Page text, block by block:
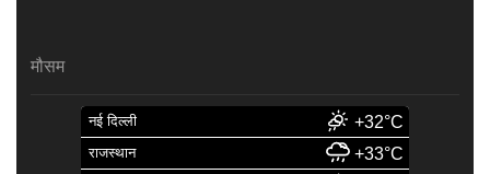
मौसम
नई दिल्ली +32°C
राजस्थान +33°C